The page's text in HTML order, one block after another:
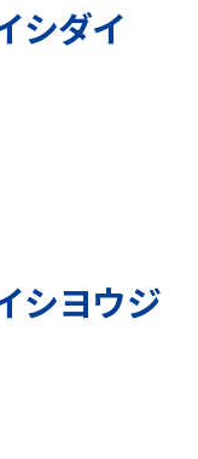
シダイ
シヨウジ